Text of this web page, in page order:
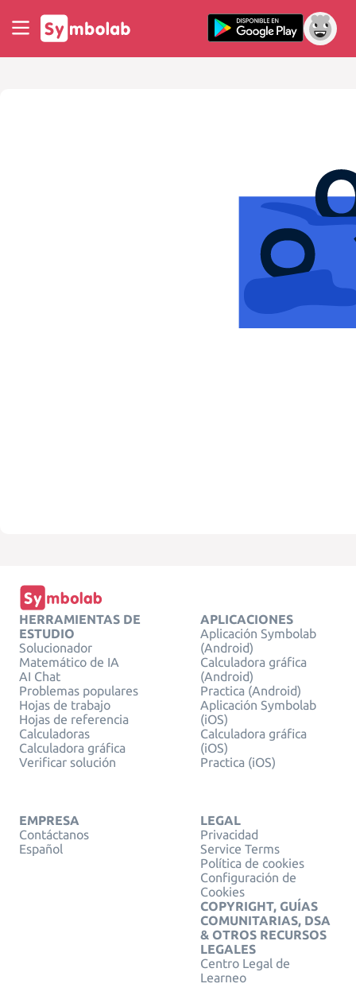
HERRAMIENTAS DE
ESTUDIO
Solucionador
Matemático de IA
AI Chat
Problemas populares
Hojas de trabajo
Hojas de referencia
Calculadoras
Calculadora gráfica
Verificar solución
APLICACIONES
Aplicación Symbolab
(Android)
Calculadora gráfica
(Android)
Practica (Android)
Aplicación Symbolab
(iOS)
Calculadora gráfica
(iOS)
Practica (iOS)
EMPRESA
Contáctanos
Español
LEGAL
Privacidad
Service Terms
Política de cookies
Configuración de
Cookies
COPYRIGHT, GUÍAS
COMUNITARIAS, DSA
& OTROS RECURSOS
LEGALES
Centro Legal de
Learneo